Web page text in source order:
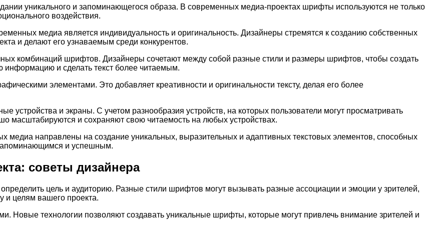
уникального и запоминающегося образа. В современных медиа-проектах шрифты используются не только
воздействия.
медиа является индивидуальность и оригинальность. Дизайнеры стремятся к созданию собственных
и делают его узнаваемым среди конкурентов.
комбинаций шрифтов. Дизайнеры сочетают между собой разные стили и размеры шрифтов, чтобы создать
информацию и сделать текст более читаемым.
элементами. Это добавляет креативности и оригинальности тексту, делая его более
и экраны. С учетом разнообразия устройств, на которых пользователи могут просматривать
масштабируются и сохраняют свою читаемость на любых устройствах.
медиа направлены на создание уникальных, выразительных и адаптивных текстовых элементов, способных
и успешным.
советы дизайнера
цель и аудиторию. Разные стили шрифтов могут вызывать разные ассоциации и эмоции у зрителей,
и целям вашего проекта.
Новые технологии позволяют создавать уникальные шрифты, которые могут привлечь внимание зрителей и